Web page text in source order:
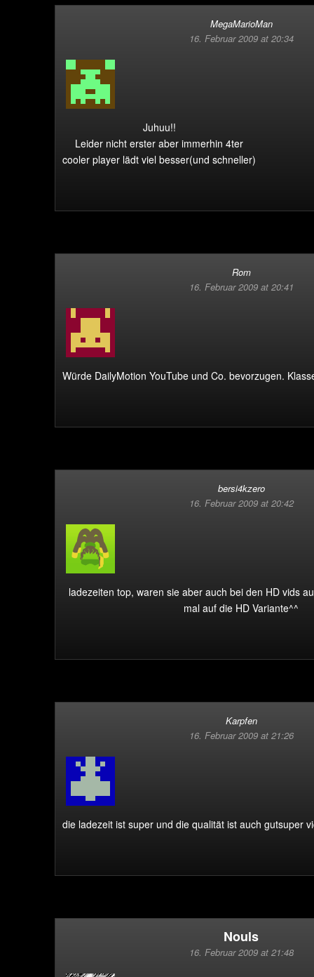
MegaMarioMan
16. Februar 2009 at 20:34
Juhuu!!
Leider nicht erster aber immerhin 4ter
cooler player lädt viel besser(und schneller)
Rom
16. Februar 2009 at 20:41
Würde DailyMotion YouTube und Co. bevorzugen.
bersi4kzero
16. Februar 2009 at 20:42
ladezeiten top, waren sie aber auch bei den HD vids
mal auf die HD Variante^^
Karpfen
16. Februar 2009 at 21:26
die ladezeit ist super und die qualität ist auch gutsuper
Nouls
16. Februar 2009 at 21:48